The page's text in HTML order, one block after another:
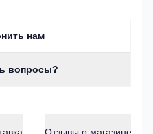
нам
вопросы?